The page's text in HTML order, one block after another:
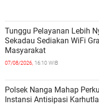
Tunggu Pelayanan Lebih
Sekadau Sediakan WiFi
Masyarakat
07/08/2026, 16:10 WIB
Polsek Nanga Mahap
Instansi Antisipasi Karhutla